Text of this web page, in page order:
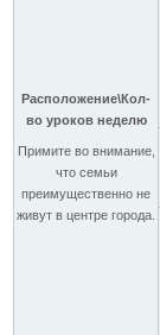
Расположение\Кол-
во уроков неделю
Примите во внимание,
что семьи
преимущественно не
живут в центре города.